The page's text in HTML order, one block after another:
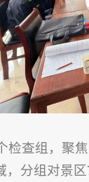
查组，聚
，分组对景